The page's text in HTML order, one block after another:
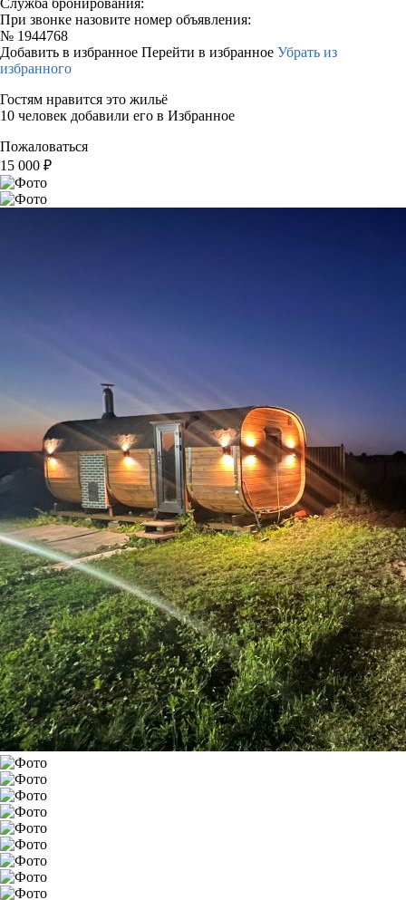
Служба бронирования:
При звонке назовите номер объявления:
№ 1944768
Добавить в избранное Перейти в избранное Убрать из
избранного
Гостям нравится это жильё
10 человек добавили его в Избранное
Пожаловаться
15 000 ₽